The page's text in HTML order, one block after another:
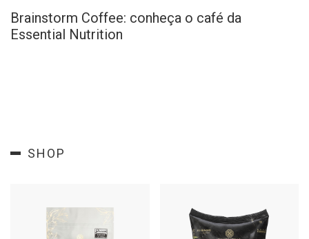
Brainstorm Coffee: conheça o café da
Essential Nutrition
SHOP